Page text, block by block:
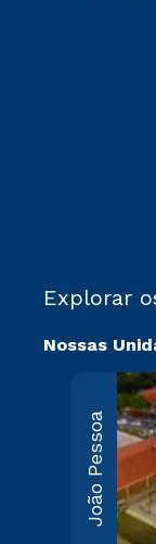
Explorar
Nossas
João Pessoa